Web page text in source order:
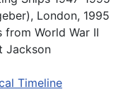
London, 1995
from World War II
Jackson
Timeline